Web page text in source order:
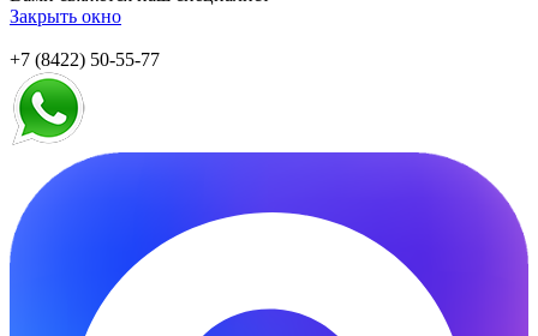
Закрыть окно
+7 (8422) 50-55-77